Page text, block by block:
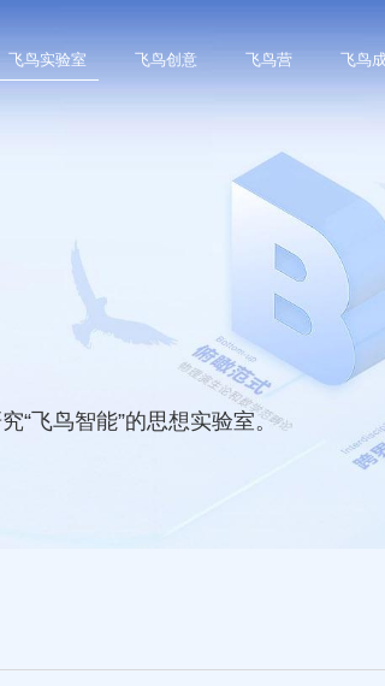
飞鸟实验室 飞鸟创意 飞鸟营 飞鸟
“飞鸟智能”的思想实验室。